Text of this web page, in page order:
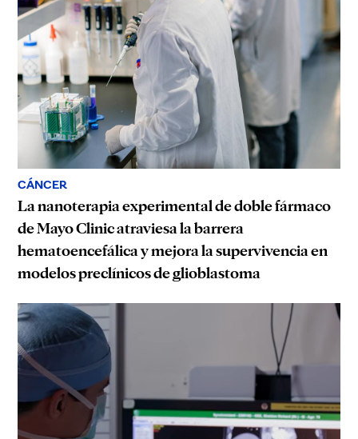
CÁNCER
La nanoterapia experimental de doble fármaco
de Mayo Clinic atraviesa la barrera
hematoencefálica y mejora la supervivencia en
modelos preclínicos de glioblastoma